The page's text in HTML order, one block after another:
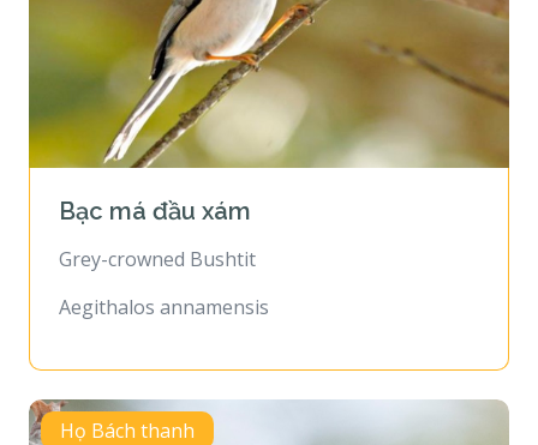
Bạc má đầu xám
Grey-crowned Bushtit
Aegithalos annamensis
Họ Bách thanh